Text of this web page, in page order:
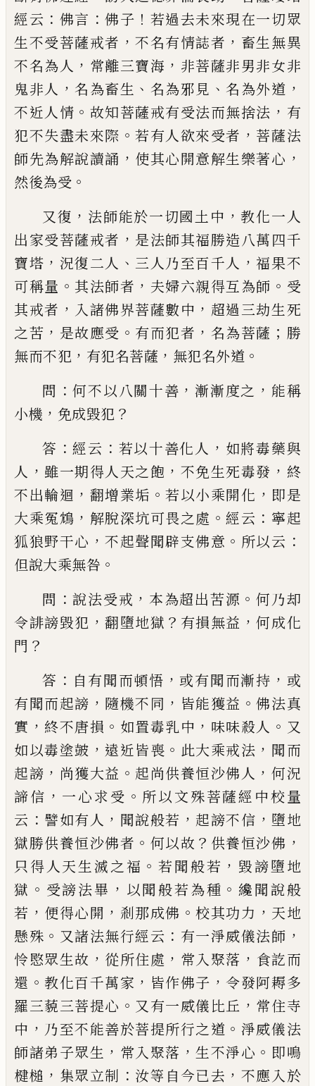
經云 ： 佛言 ：佛子 ！ 若過去未來現在一切眾
生不受菩薩戒者 ，不名有情誌者 ， 畜生無異
不名為人 ， 常離三寶海 ， 非菩薩非男非女非
鬼非人 ，名為畜生 、 名為邪見 、名為外道 ，
不近人情 。 故知菩薩戒有受法而無捨法 ， 有
犯不失盡未來際 。若有人欲來受者 ， 菩薩法
師先為解說讀誦 ， 使其心開意解生樂著心 ，
然後為受 。
又復 ， 法師能於一切國土中 ，教化一人
出家受菩薩戒者 ， 是法師其福勝造八萬四千
寶塔 ， 況復二人 、 三人乃至百千人 ，福果不
可稱量 。其法師者 ， 夫婦六親得互為師 。 受
其戒者 ， 入諸佛界菩薩數中 ， 超過三劫生死
之苦 ， 是故應受 。 有而犯者 ， 名為菩薩 ； 勝
無而不犯 ， 有犯名菩薩 ， 無犯名外道 。
問 ：何不以八關十善 ，漸漸度之 ， 能稱
小機 ， 免成毀犯 ？
答 ： 經云 ： 若以十善化人 ， 如將毒藥與
人 ，雖一期得人天之飽 ， 不免生死毒發 ， 終
不出輪迴 ， 翻增業垢 。若以小乘開化 ， 即是
大乘冤鴆 ， 解脫深坑可畏之處 。 經云 ： 寧起
狐狼野干心 ，不起聲聞辟支佛意 。 所以云 ：
但說大乘無咎 。
問 ：說法受戒 ，本為超出苦源 。何乃却
令誹謗毀犯 ，翻墮地獄 ？ 有損無益 ，何成化
門 ？
答 ： 自有聞而頓悟 ， 或有聞而漸持 ， 或
有聞而起謗 ， 隨機不同 ， 皆能獲益 。佛法真
實 ， 終不唐損 。 如置毒乳中 ， 味味殺人 。 又
如以毒塗皷 ，遠近皆喪 。 此大乘戒法 ， 聞而
起謗 ， 尚獲大益 。 起尚供養恒沙佛人 ，何況
諦信 ， 一心求受 。 所以文殊菩薩經中校量
云 ： 譬如有人 ， 聞說般若 ， 起謗不信 ， 墮地
獄勝供養恒沙佛者 。 何以故 ？ 供養恒沙佛 ，
只得人天生滅之福 。若聞般若 ， 毀謗墮地
獄 。 受謗法畢 ， 以聞般若為種 。 纔聞說般
若 ， 便得心開 ， 剎那成佛 。校其功力 ， 天地
懸殊 。 又諸法無行經云 ： 有一淨威儀法師 ，
怜愍眾生故 ， 從所住處 ， 常入聚落 ， 食訖而
還 。教化百千萬家 ， 皆作佛子 ，令發阿耨多
羅三藐三菩提心 。 又有一威儀比丘 ， 常住寺
中 ， 乃至不能善於菩提所行之道 。 淨威儀法
師諸弟子眾生 ， 常入聚落 ，生不淨心 。 即鳴
楗槌 ， 集眾立制 ： 汝等自今已去 ， 不應入於